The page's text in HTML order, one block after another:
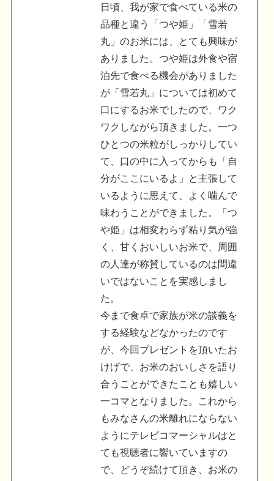
日頃、我が家で食べている米の
品種と違う「つや姫」「雪若
丸」のお米には、とても興味が
ありました。つや姫は外食や宿
泊先で食べる機会がありました
が「雪若丸」については初めて
口にするお米でしたので、ワク
ワクしながら頂きました。一つ
ひとつの米粒がしっかりしてい
て、口の中に入ってからも「自
分がここにいるよ」と主張して
いるように思えて、よく噛んで
味わうことができました。「つ
や姫」は相変わらず粘り気が強
く、甘くおいしいお米で、周囲
の人達が称賛しているのは間違
いではないことを実感しまし
た。
今まで食卓で家族が米の談義を
する経験などなかったのです
が、今回プレゼントを頂いたお
けげで、お米のおいしさを語り
合うことができたことも嬉しい
一コマとなりました。これから
もみなさんの米離れにならない
ようにテレビコマーシャルはと
ても視聴者に響いていますの
で、どうぞ続けて頂き、お米の